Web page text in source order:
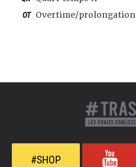
OT Overtime/prolongation
#SHOP